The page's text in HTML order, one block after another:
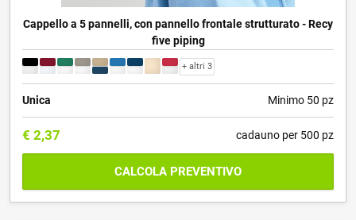
Cappello a 5 pannelli, con pannello frontale strutturato - Recy
five piping
+ altri 3
Unica Minimo 50 pz
€ 2,37 cadauno per 500 pz
CALCOLA PREVENTIVO